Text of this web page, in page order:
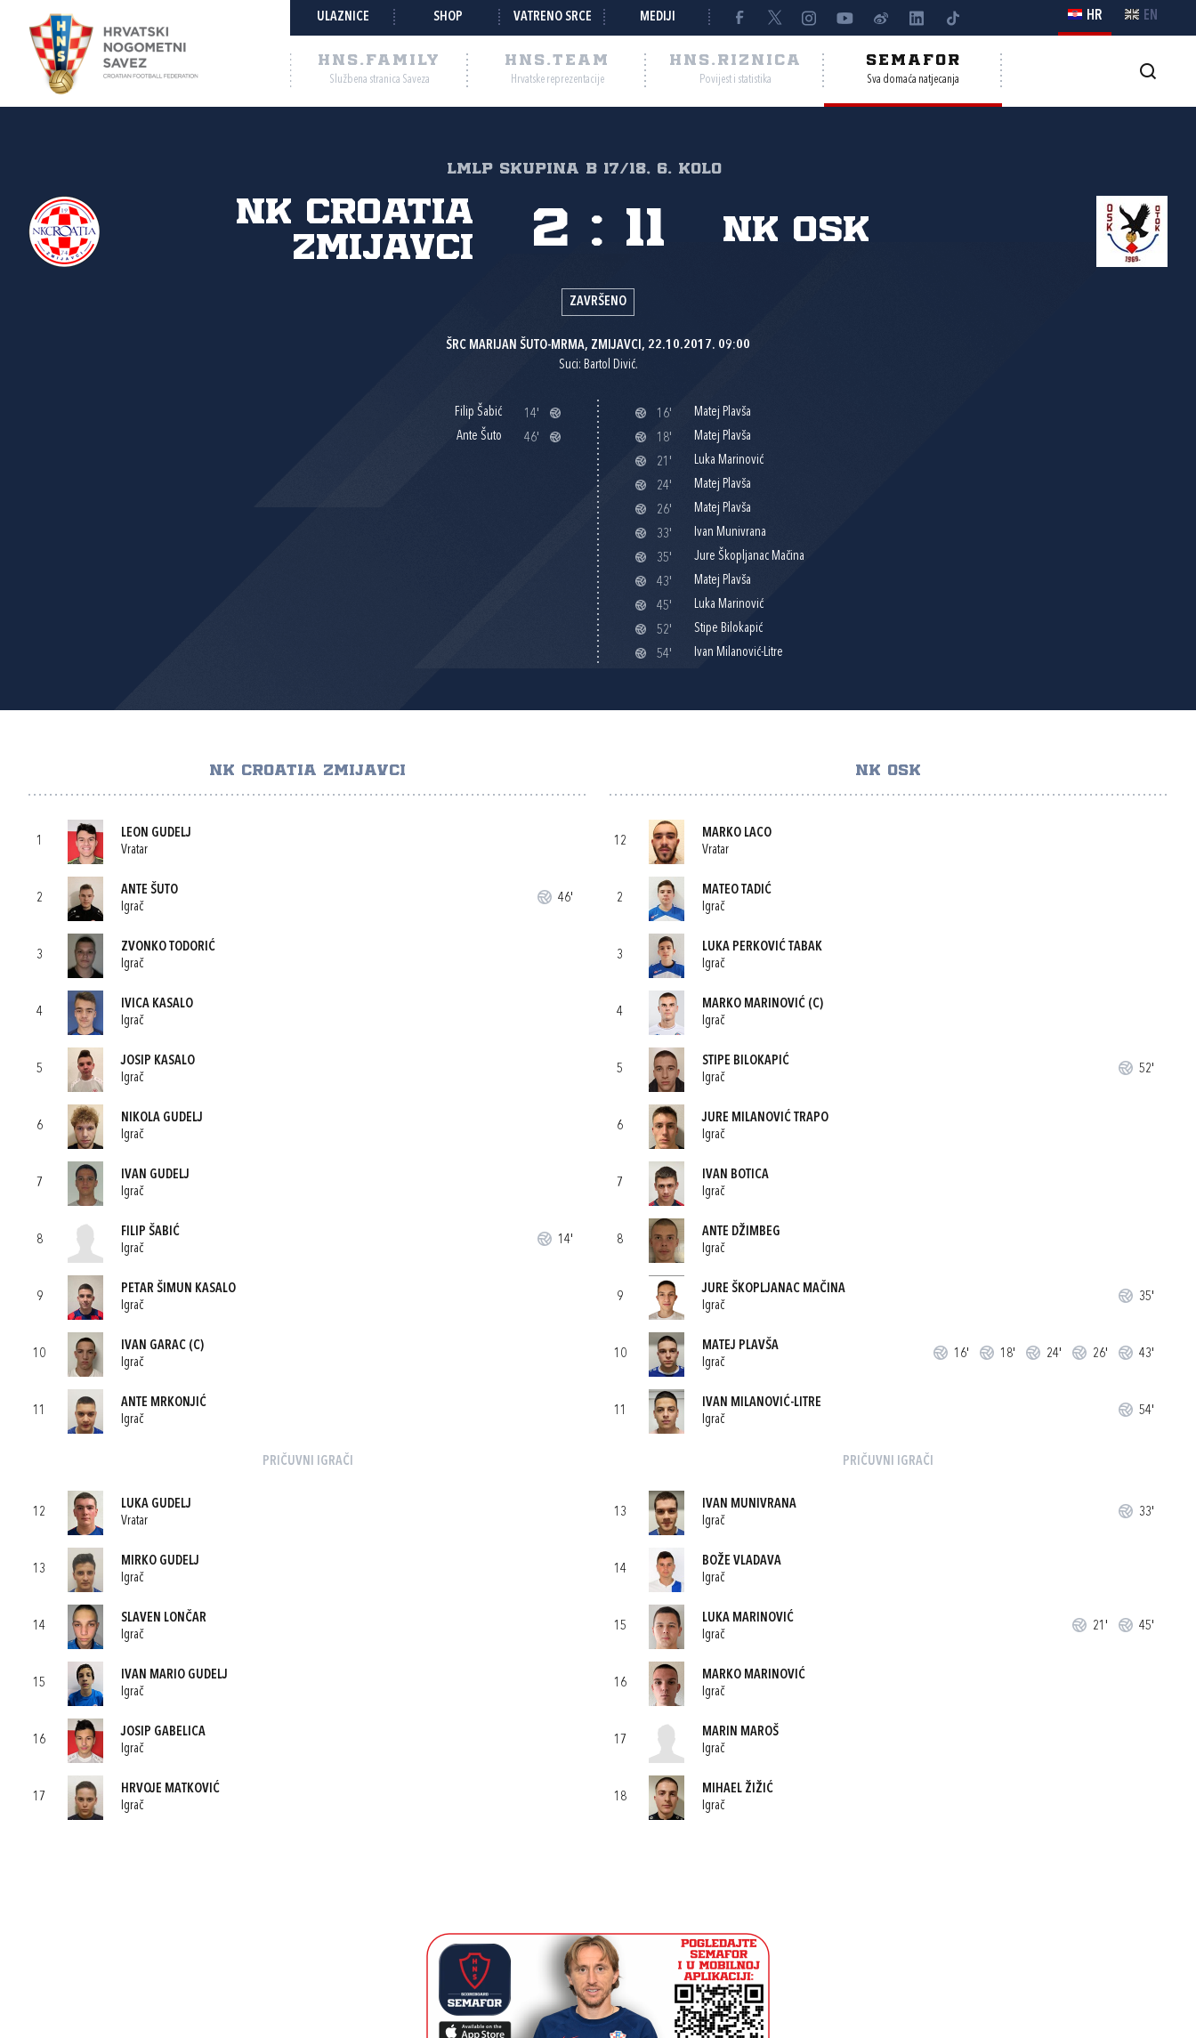
ULAZNICE SHOP VATRENO SRCE MEDIJI HR EN
HNS.FAMILY
Službena stranica Saveza
HNS.TEAM
Hrvatske reprezentacije
HNS.RIZNICA
Povijest i statistika
SEMAFOR
Sva domaća natjecanja
LMLP Skupina B 17/18, 6. kolo
NK Croatia
Zmijavci
NK OSK
2 : 11
ZAVRŠENO
ŠRC MARIJAN ŠUTO-MRMA, ZMIJAVCI, 22.10.2017. 09:00
Suci: Bartol Divić.
Filip Šabić
14'
Ante Šuto
46'
16'
Matej Plavša
18'
Matej Plavša
21'
Luka Marinović
24'
Matej Plavša
26'
Matej Plavša
33'
Ivan Munivrana
35'
Jure Škopljanac Mačina
43'
Matej Plavša
45'
Luka Marinović
52'
Stipe Bilokapić
54'
Ivan Milanović-Litre
NK CROATIA ZMIJAVCI
1
LEON GUDELJ
Vratar
2
ANTE ŠUTO
Igrač
46'
3
ZVONKO TODORIĆ
Igrač
4
IVICA KASALO
Igrač
5
JOSIP KASALO
Igrač
6
NIKOLA GUDELJ
Igrač
7
IVAN GUDELJ
Igrač
8
FILIP ŠABIĆ
Igrač
14'
9
PETAR ŠIMUN KASALO
Igrač
10
IVAN GARAC (C)
Igrač
11
ANTE MRKONJIĆ
Igrač
PRIČUVNI IGRAČI
12
LUKA GUDELJ
Vratar
13
MIRKO GUDELJ
Igrač
14
SLAVEN LONČAR
Igrač
15
IVAN MARIO GUDELJ
Igrač
16
JOSIP GABELICA
Igrač
17
HRVOJE MATKOVIĆ
Igrač
NK OSK
12
MARKO LACO
Vratar
2
MATEO TADIĆ
Igrač
3
LUKA PERKOVIĆ TABAK
Igrač
4
MARKO MARINOVIĆ(C)
Igrač
5
STIPE BILOKAPIĆ
Igrač
52'
6
JURE MILANOVIĆ TRAPO
Igrač
7
IVAN BOTICA
Igrač
8
ANTE DŽIMBEG
Igrač
9
JURE ŠKOPLJANAC MAČINA
Igrač
35'
10
MATEJ PLAVŠA
Igrač
16' 18' 24' 26' 43'
11
IVAN MILANOVIĆ-LITRE
Igrač
54'
PRIČUVNI IGRAČI
13
IVAN MUNIVRANA
Igrač
33'
14
BOŽE VLADAVA
Igrač
15
LUKA MARINOVIĆ
Igrač
21' 45'
16
MARKO MARINOVIĆ
Igrač
17
MARIN MAROŠ
Igrač
18
MIHAEL ŽIŽIĆ
Igrač